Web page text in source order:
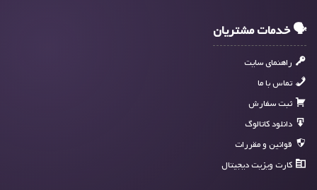
🗣 خدمات مشتریان
راهنمای سایت
تماس با ما
ثبت سفارش
دانلود کاتالوگ
قوانین و مقررات
کارت ویزیت دیجیتال